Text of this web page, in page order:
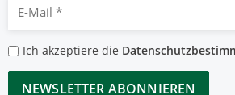
Mail
*
Datenschutzbestimmungen
*
Ich akzeptiere die
CAPTCHA